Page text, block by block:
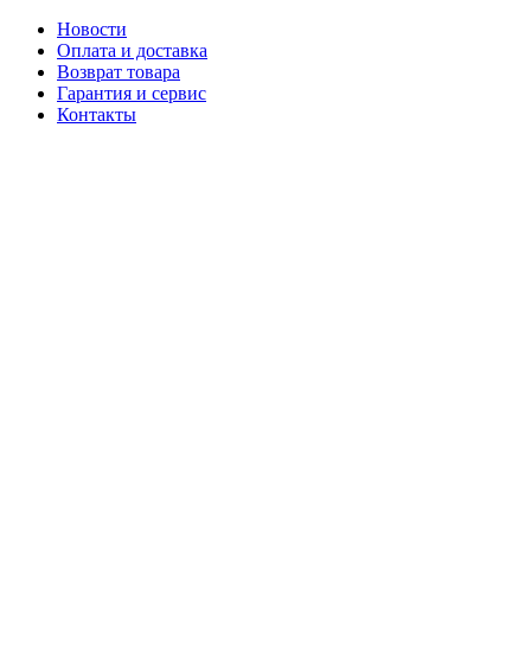
Новости
Оплата и доставка
Возврат товара
Гарантия и сервис
Контакты